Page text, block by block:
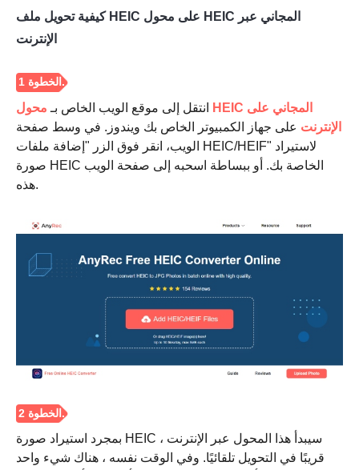
كيفية تحويل ملف HEIC على محول HEIC المجاني عبر
الإنترنت
انتقل إلى موقع الويب الخاص بـ محول HEIC المجاني على
الإنترنت على جهاز الكمبيوتر الخاص بك ويندوز. في وسط صفحة
الويب، انقر فوق الزر "إضافة ملفات HEIC/HEIF" لاستيراد
صورة HEIC الخاصة بك. أو ببساطة اسحبه إلى صفحة الويب
هذه.
بمجرد استيراد صورة HEIC ، سيبدأ هذا المحول عبر الإنترنت
قريبًا في التحويل تلقائيًا. وفي الوقت نفسه ، هناك شيء واحد